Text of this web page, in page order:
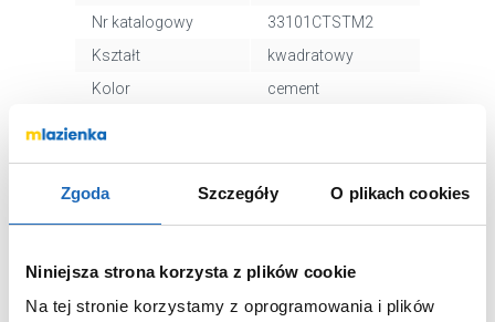
Zgoda Szczegóły O plikach cookies
Niniejsza strona korzysta z plików cookie
Na tej stronie korzystamy z oprogramowania i plików
Nr katalogowy
33101CTSTM2
Kształt
kwadratowy
Kolor
cement
Kod EAN
5902627745652
Wymiary z
98 x 5 x 98 cm